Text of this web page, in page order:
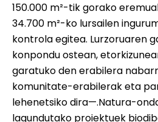
150.000 m²-tik gorako
34.700 m²-ko lursailen
kontrola egitea. Lurzoruaren
konpondu ostean,
garatuko den erabilera
komunitate-erabilerak eta
lehenetsiko dira—.Natura-
lagundutako proiektuek